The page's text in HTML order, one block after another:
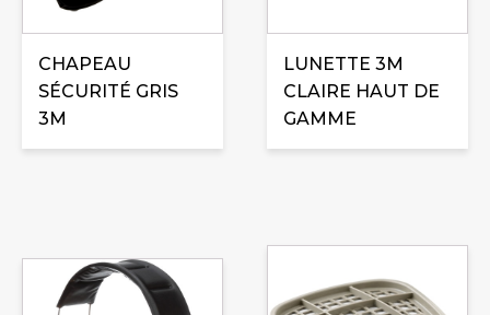
CHAPEAU
SÉCURITÉ GRIS
3M
LUNETTE 3M
CLAIRE HAUT DE
GAMME